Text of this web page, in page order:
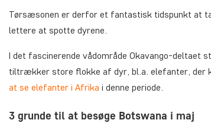
Tørsæsonen er derfor et fantastisk tidspunkt at
lettere at spotte dyrene.
I det fascinerende vådområde Okavango-deltaet
tiltrækker store flokke af dyr, bl.a. elefanter, der
at se elefanter i Afrika i denne periode.
3 grunde til at besøge Botswana i maj